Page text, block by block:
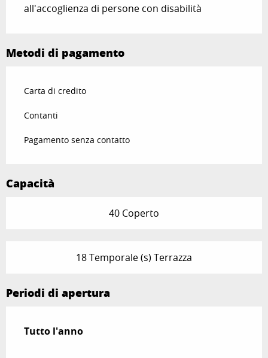
all'accoglienza di persone con disabilità
Metodi di pagamento
Carta di credito
Contanti
Pagamento senza contatto
Capacità
40 Coperto
18 Temporale (s) Terrazza
Periodi di apertura
Tutto l'anno
Tutto l'anno